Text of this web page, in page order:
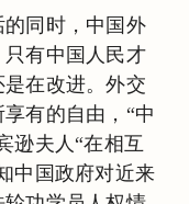
同时，中国外
有中国人民才
在改进。外交
有的自由，“中
逊夫人“在相互
中国政府对近来